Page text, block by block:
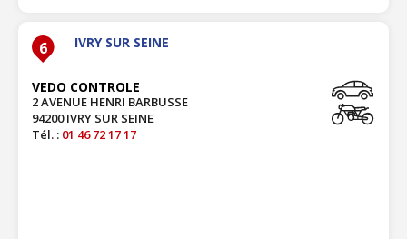
6 IVRY SUR SEINE
VEDO CONTROLE
2 AVENUE HENRI BARBUSSE
94200 IVRY SUR SEINE
Tél. : 01 46 72 17 17